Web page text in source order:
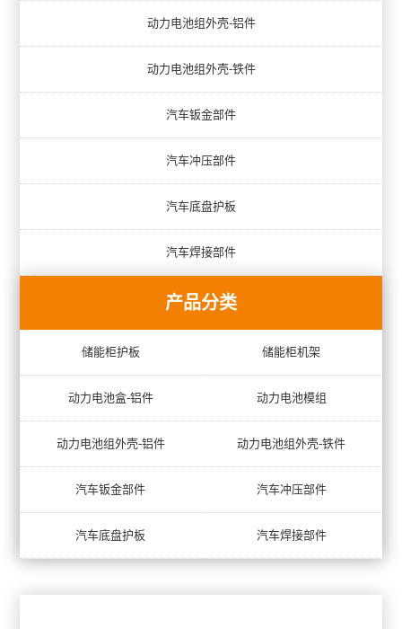
动力电池组外壳-铝件
动力电池组外壳-铁件
汽车钣金部件
汽车冲压部件
汽车底盘护板
汽车焊接部件
产品分类
储能柜护板 储能柜机架
动力电池盒-铝件 动力电池模组
动力电池组外壳-铝件 动力电池组外壳-铁件
汽车钣金部件 汽车冲压部件
汽车底盘护板 汽车焊接部件